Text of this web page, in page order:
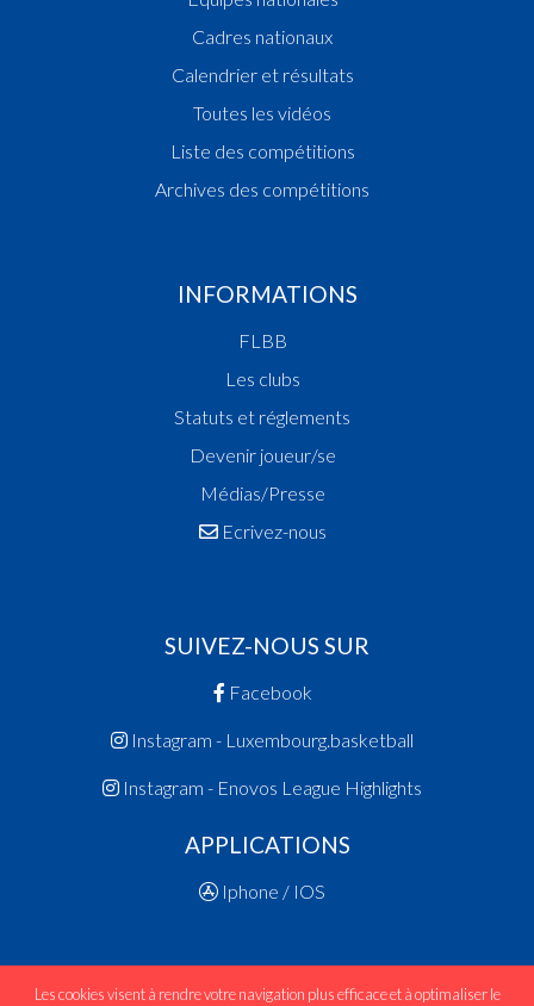
Cadres nationaux
Calendrier et résultats
Toutes les vidéos
Liste des compétitions
Archives des compétitions
INFORMATIONS
FLBB
Les clubs
Statuts et réglements
Devenir joueur/se
Médias/Presse
Ecrivez-nous
SUIVEZ-NOUS SUR
Facebook
Instagram - Luxembourg.basketball
Instagram - Enovos League Highlights
APPLICATIONS
Iphone / IOS
Les cookies visent à rendre votre navigation plus efficace et à optimaliser le